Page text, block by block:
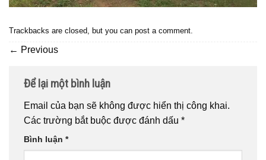
Trackbacks are closed, but you can post a comment
← Previous
Để lại một bình luận
Email của bạn sẽ không được hiển thị công khai.
Các trường bắt buộc được đánh dấu *
Bình luận *